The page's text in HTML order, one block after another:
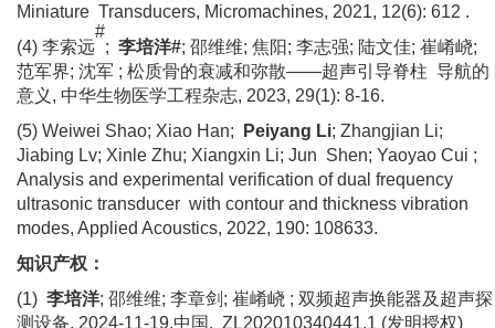
Miniature Transducers, Micromachines, 2021, 12(6): 612 .
(4) 李索远
#
; 李培洋#; 邵维维; 焦阳; 李志强; 陆文佳; 崔崤峣;
范军界; 沈军 ; 松质骨的衰减和弥散——超声引导脊柱 导航的
意义 , 中华生物医学工程杂志, 2023, 29(1): 8-16.
(5) Weiwei Shao; Xiao Han;
Peiyang Li; Zhangjian Li;
Jiabing Lv; Xinle Zhu; Xiangxin Li; Jun Shen; Yaoyao Cui ;
Analysis and experimental verification of dual frequency
ultrasonic transducer with contour and thickness vibration
modes, Applied Acoustics, 2022, 190: 108633.
知识产权：
(1) 李培洋; 邵维维; 李章剑; 崔崤峣 ; 双频超声换能器及超声探
测设备, 2024-11-19,中国, ZL202010340441.1 (发明授权)